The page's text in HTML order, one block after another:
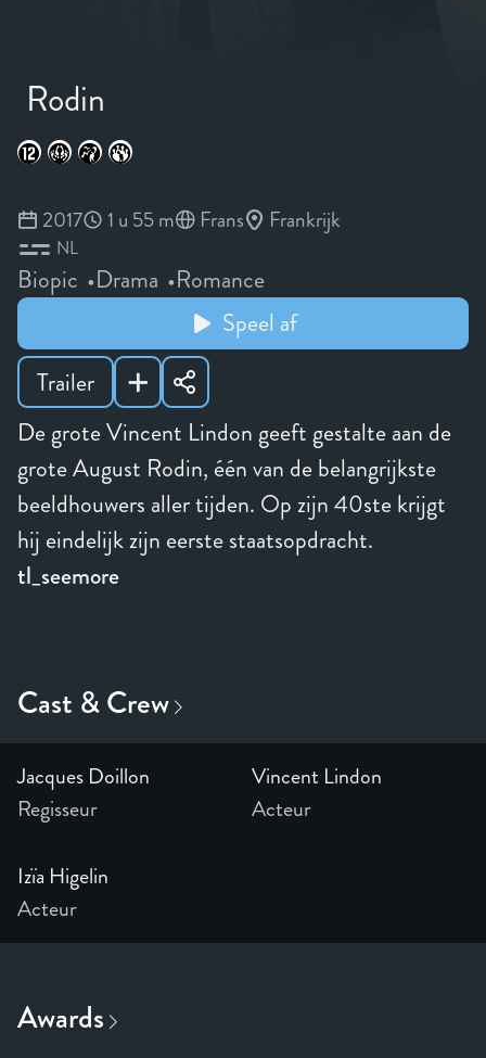
Rodin
De grote Vincent Lindon geeft gestalte aan de
grote August Rodin, één van de belangrijkste
beeldhouwers aller tijden. Op zijn 40ste krijgt
hij eindelijk zijn eerste staatsopdracht.
tl_seemore
2017 1 u 55 m Frans Frankrijk
NL
Biopic Drama
Romance
Speel af
Trailer
Jacques Doillon
Regisseur
Vincent Lindon
Acteur
Izïa Higelin
Acteur